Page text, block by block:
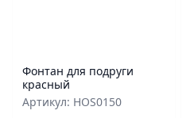
Фонтан для подруги
красный
Артикул: HOS0150